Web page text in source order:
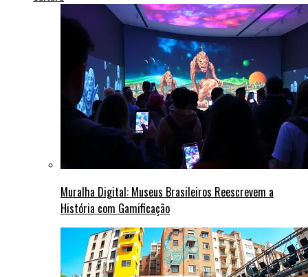
Muralha Digital: Museus Brasileiros Reescrevem a
História com Gamificação